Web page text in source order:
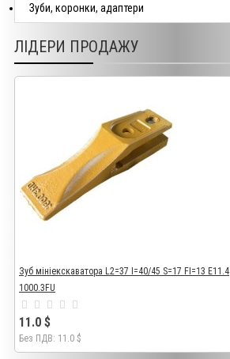
Зуби, коронки, адаптери
ЛІДЕРИ ПРОДАЖУ
Зуб мініекскаватора L2=37 I=40/45 S=17 FI=13 E11.4
1000.3FU
11.0 $
Без ПДВ: 11.0 $